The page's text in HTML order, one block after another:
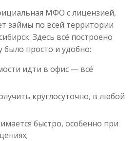
от 5до 30 дня
МФО с лицензией,
займы по всей территории
Здесь всё построено
было просто и удобно:
идти в офис — всё
круглосуточно, в любой
быстро, особенно при